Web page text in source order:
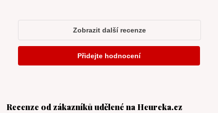
Recenze od zákazníků udělené na Heureka.cz